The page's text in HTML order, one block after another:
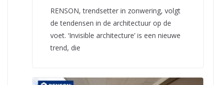
RENSON, trendsetter in zonwering, volgt
de tendensen in de architectuur op de
voet. ‘Invisible architecture’ is een nieuwe
trend, die